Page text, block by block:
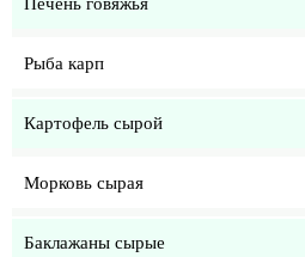
Рыба карп
Картофель сырой
Морковь сырая
Баклажаны сырые